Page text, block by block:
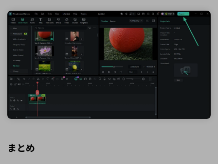
まとめ